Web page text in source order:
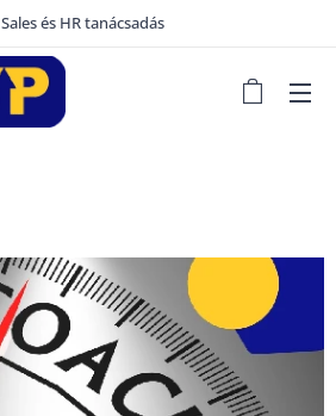
Sales és HR tanácsadás